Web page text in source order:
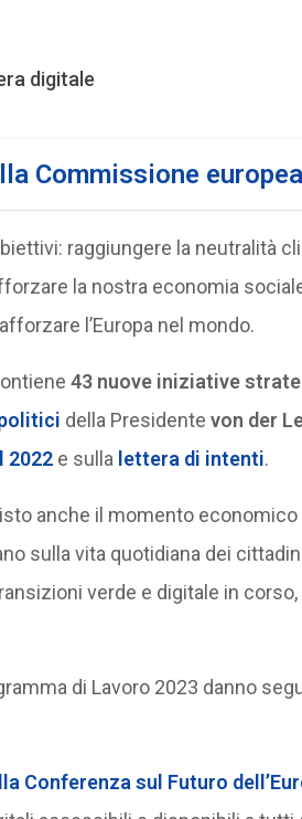
digitale
Commissione
raggiungere la neutralità
la nostra economia
l’Europa nel mondo.
43 nuove iniziative
della Presidente von der
2022e sulla lettera di intenti.
anche il momento economico
sulla vita quotidiana dei
verde e digitale in corso,
di Lavoro 2023 danno
Conferenza sul Futuro